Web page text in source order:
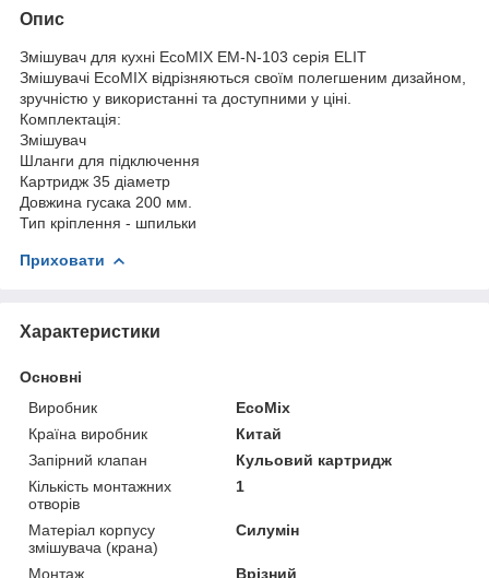
Опис
Змішувач для кухні EcoMIX EM-N-103 серія ELIT
Змішувачі EcoMIX відрізняються своїм полегшеним дизайном,
зручністю у використанні та доступними у ціні.
Комплектація:
Змішувач
Шланги для підключення
Картридж 35 діаметр
Довжина гусака 200 мм.
Тип кріплення - шпильки
Приховати
Характеристики
Основні
Виробник
EcoMix
Країна виробник
Китай
Запірний клапан
Кульовий картридж
Кількість монтажних
отворів
1
Матеріал корпусу
змішувача (крана)
Силумін
Монтаж
Врізний